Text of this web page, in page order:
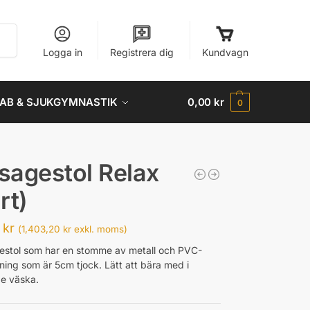
Logga in Registrera dig Kundvagn
& SJUKGYMNASTIK 0,00 kr 0
Relax
kr (1,403,20 kr exkl. moms)
som har en stomme av metall och PVC-
som är 5cm tjock. Lätt att bära med i
väska.